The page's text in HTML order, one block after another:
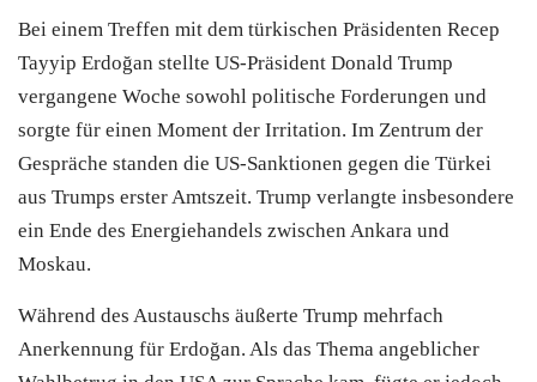
Bei einem Treffen mit dem türkischen Präsidenten Recep
Tayyip Erdoğan stellte US-Präsident Donald Trump
vergangene Woche sowohl politische Forderungen und
sorgte für einen Moment der Irritation. Im Zentrum der
Gespräche standen die US-Sanktionen gegen die Türkei
aus Trumps erster Amtszeit. Trump verlangte insbesondere
ein Ende des Energiehandels zwischen Ankara und
Moskau.
Während des Austauschs äußerte Trump mehrfach
Anerkennung für Erdoğan. Als das Thema angeblicher